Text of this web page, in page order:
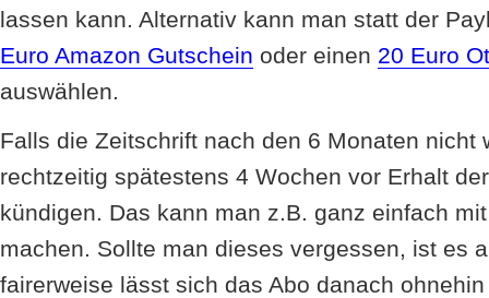
lassen kann. Alternativ kann man statt der
Euro Amazon Gutschein oder einen 20 Euro
auswählen.
Falls die Zeitschrift nach den 6 Monaten nicht
rechtzeitig spätestens 4 Wochen vor Erhalt
kündigen. Das kann man z.B. ganz einfach
machen. Sollte man dieses vergessen, ist es
fairerweise lässt sich das Abo danach